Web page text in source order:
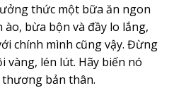
thức một bữa ăn ngon
bừa bộn và đầy lo lắng,
chính mình cũng vậy. Đừng
vàng, lén lút. Hãy biến nó
bản thân.